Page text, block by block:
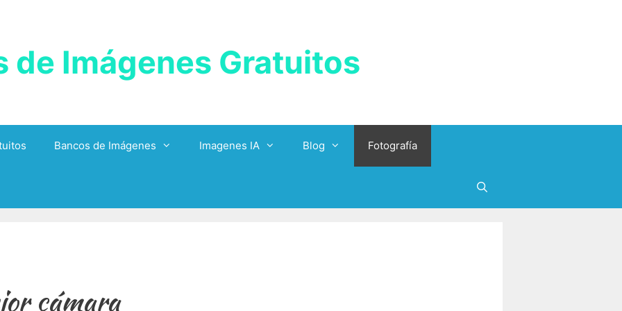
de Imágenes Gratuitos
Bancos de Imágenes Imagenes IA Blog Fotografía
cámara